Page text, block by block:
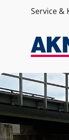
Service &